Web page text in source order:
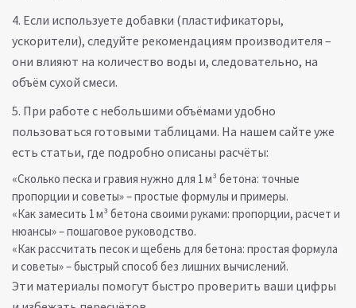
4. Если используете добавки (пластификаторы,
ускорители), следуйте рекомендациям производителя –
они влияют на количество воды и, следовательно, на
объём сухой смеси.
5. При работе с небольшими объёмами удобно
пользоваться готовыми таблицами. На нашем сайте уже
есть статьи, где подробно описаны расчёты:
«Сколько песка и гравия нужно для 1 м³ бетона: точные
пропорции и советы» – простые формулы и примеры.
«Как замесить 1 м³ бетона своими руками: пропорции, расчет и
нюансы» – пошаговое руководство.
«Как рассчитать песок и щебень для бетона: простая формула
и советы» – быстрый способ без лишних вычислений.
Эти материалы помогут быстро проверить ваши цифры